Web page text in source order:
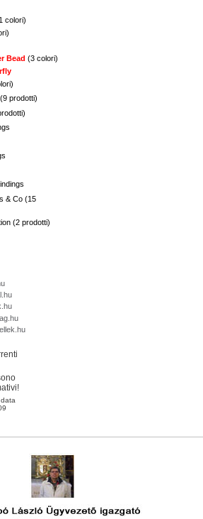
colori)
Bead (3 colori)
prodotti)
& Co (15
(2 prodotti)
data